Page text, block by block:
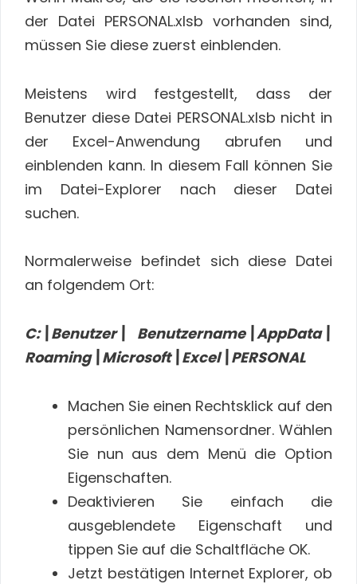
der Datei PERSONAL.xlsb vorhanden sind,
müssen Sie diese zuerst einblenden.
Meistens wird festgestellt, dass der
Benutzer diese Datei PERSONAL.xlsb nicht in
der Excel-Anwendung abrufen und
einblenden kann. In diesem Fall können Sie
im Datei-Explorer nach dieser Datei
suchen.
Normalerweise befindet sich diese Datei
an folgendem Ort:
C:\Benutzer\ Benutzername\AppData\
Roaming\Microsoft\Excel\PERSONAL
Machen Sie einen Rechtsklick auf den
persönlichen Namensordner. Wählen
Sie nun aus dem Menü die Option
Eigenschaften.
Deaktivieren Sie einfach die
ausgeblendete Eigenschaft und
tippen Sie auf die Schaltfläche OK.
Jetzt bestätigen Internet Explorer, ob